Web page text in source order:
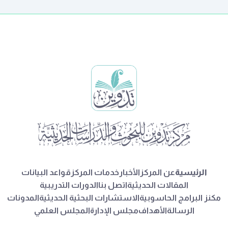
الرئيسيةعن المركز الأخبار خدمات المركز قواعد البيانات
المقالات الحديثيةاتصل بناالدورات التدريبية
مكنز البرامج الحاسوبيةالاستشارات البحثية الحديثيةالمدونات
الرسالةالأهدافمجلس الإدارةالمجلس العلمي